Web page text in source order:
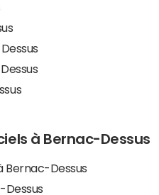
à Bernac-Dessus
Bernac-Dessus
Dessus